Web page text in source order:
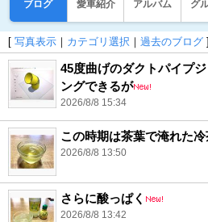
ブログ 愛車紹介 アルバム グ
[ 写真表示 ｜ カテゴリ選択 ｜ 過去のブログ ]
45度曲げのダクトパイプ
ングできるが
2026/8/8 15:34
この時期は茶葉で淹れた
2026/8/8 13:50
さらに酸っぱく
2026/8/8 13:42